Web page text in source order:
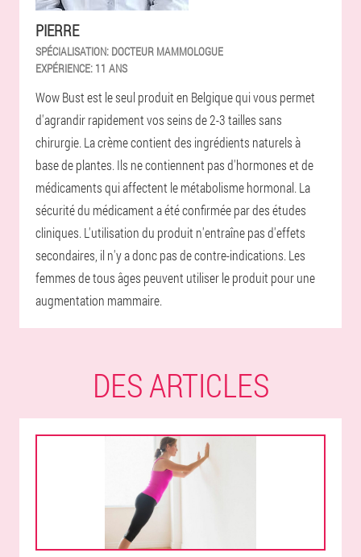
PIERRE
SPÉCIALISATION: DOCTEUR MAMMOLOGUE
EXPÉRIENCE: 11 ANS
Wow Bust est le seul produit en Belgique qui vous permet
d'agrandir rapidement vos seins de 2-3 tailles sans
chirurgie. La crème contient des ingrédients naturels à
base de plantes. Ils ne contiennent pas d'hormones et de
médicaments qui affectent le métabolisme hormonal. La
sécurité du médicament a été confirmée par des études
cliniques. L'utilisation du produit n'entraîne pas d'effets
secondaires, il n'y a donc pas de contre-indications. Les
femmes de tous âges peuvent utiliser le produit pour une
augmentation mammaire.
DES ARTICLES